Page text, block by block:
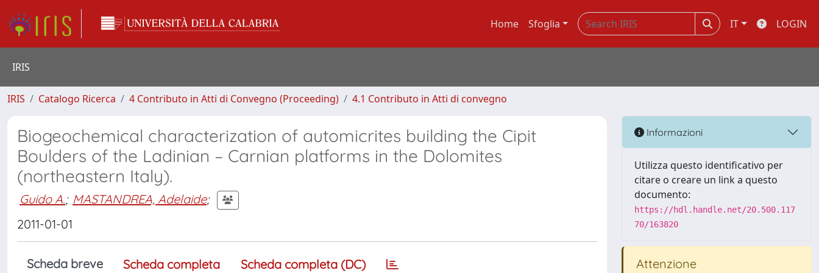
Home Sfoglia IT LOGIN
IRIS
IRIS Catalogo Ricerca 4 Contributo in Atti di Convegno (Proceeding) 4.1 Contributo in Atti di convegno
Biogeochemical characterization of automicrites building the Cipit
Boulders of the Ladinian – Carnian platforms in the Dolomites
(northeastern Italy).
Guido A.; MASTANDREA, Adelaide;
2011-01-01
Scheda breve Scheda completa Scheda completa (DC)
Informazioni
Utilizza questo identificativo per
citare o creare un link a questo
documento:
https://hdl.handle.net/20.500.117
70/163820
Attenzione